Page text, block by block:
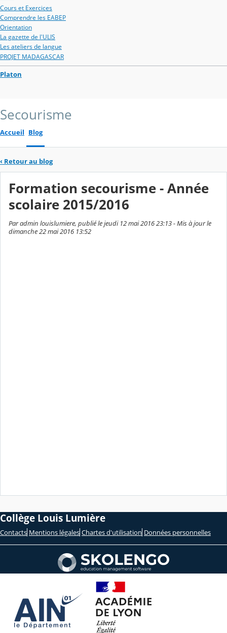
Cours et Exercices
Comprendre les EABEP
Orientation
La gazette de l'ULIS
Les ateliers de langue
PROJET MADAGASCAR
Platon
Secourisme
Accueil Blog
‹ Retour au blog
Formation secourisme - Année
scolaire 2015/2016
Par admin louislumiere, publié le jeudi 12 mai 2016 23:13 - Mis à jour le
dimanche 22 mai 2016 13:52
Collège Louis Lumière
Contacts Mentions légales Chartes d'utilisation Données personnelles